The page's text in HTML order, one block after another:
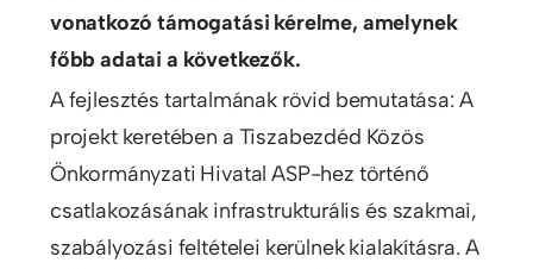
vonatkozó támogatási kérelme, amelynek
főbb adatai a következők.
A fejlesztés tartalmának rövid bemutatása: A
projekt keretében a Tiszabezdéd Közös
Önkormányzati Hivatal ASP-hez történő
csatlakozásának infrastrukturális és szakmai,
szabályozási feltételei kerülnek kialakításra. A